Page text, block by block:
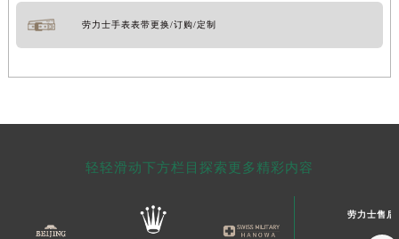
劳力士手表表带更换/订购/定制
轻轻滑动下方栏目探索更多精彩内容
劳力士售后